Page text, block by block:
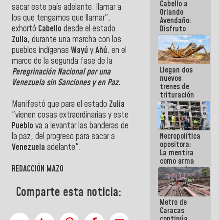
sacar este país adelante, llamar a
los que tengamos que llamar",
exhortó Cabello desde el estado
Zulia, durante una marcha con los
pueblos indígenas Wayú yAñú, en el
marco de la segunda fase de la
Peregrinación Nacional por una
Venezuela sin Sanciones y en Paz.
Manifestó que para el estado Zulia
"vienen cosas extraordinarias y este
Pueblo va a levantar las banderas de
la paz, del progreso para sacar a
Venezuela adelante".
REDACCIÓN MAZO
Comparte esta noticia:
Cabello a
Orlando
Avendaño:
Disfruto
cada vez
que escribes
porque lo
que haces
es
embarrarla
Llegan dos
nuevos
trenes de
trituración
para
optimizar
manejo de
escombros
en La Guaira
Necropolítica
opositora:
La mentira
como arma
contra el
Pueblo
Metro de
Caracas